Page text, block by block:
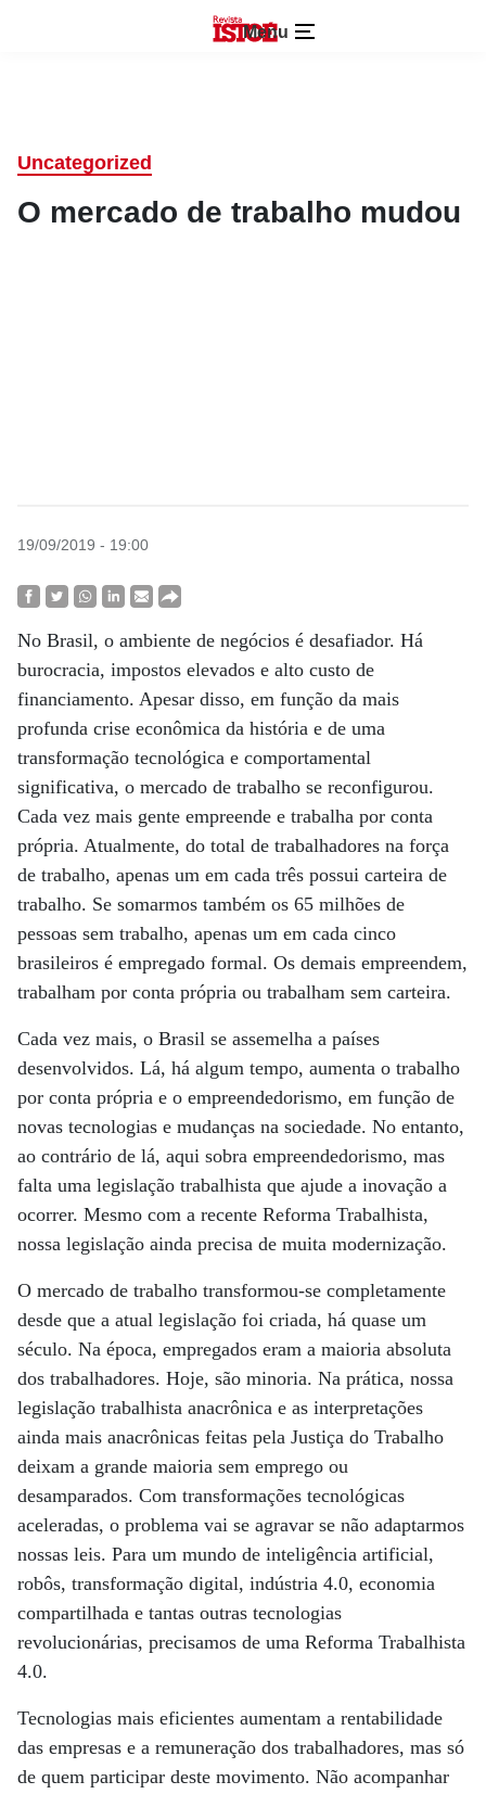
Menu
Uncategorized
O mercado de trabalho mudou
19/09/2019 - 19:00
No Brasil, o ambiente de negócios é desafiador. Há
burocracia, impostos elevados e alto custo de
financiamento. Apesar disso, em função da mais
profunda crise econômica da história e de uma
transformação tecnológica e comportamental
significativa, o mercado de trabalho se reconfigurou.
Cada vez mais gente empreende e trabalha por conta
própria. Atualmente, do total de trabalhadores na força
de trabalho, apenas um em cada três possui carteira de
trabalho. Se somarmos também os 65 milhões de
pessoas sem trabalho, apenas um em cada cinco
brasileiros é empregado formal. Os demais empreendem,
trabalham por conta própria ou trabalham sem carteira.
Cada vez mais, o Brasil se assemelha a países
desenvolvidos. Lá, há algum tempo, aumenta o trabalho
por conta própria e o empreendedorismo, em função de
novas tecnologias e mudanças na sociedade. No entanto,
ao contrário de lá, aqui sobra empreendedorismo, mas
falta uma legislação trabalhista que ajude a inovação a
ocorrer. Mesmo com a recente Reforma Trabalhista,
nossa legislação ainda precisa de muita modernização.
O mercado de trabalho transformou-se completamente
desde que a atual legislação foi criada, há quase um
século. Na época, empregados eram a maioria absoluta
dos trabalhadores. Hoje, são minoria. Na prática, nossa
legislação trabalhista anacrônica e as interpretações
ainda mais anacrônicas feitas pela Justiça do Trabalho
deixam a grande maioria sem emprego ou
desamparados. Com transformações tecnológicas
aceleradas, o problema vai se agravar se não adaptarmos
nossas leis. Para um mundo de inteligência artificial,
robôs, transformação digital, indústria 4.0, economia
compartilhada e tantas outras tecnologias
revolucionárias, precisamos de uma Reforma Trabalhista
4.0.
Tecnologias mais eficientes aumentam a rentabilidade
das empresas e a remuneração dos trabalhadores, mas só
de quem participar deste movimento. Não acompanhar